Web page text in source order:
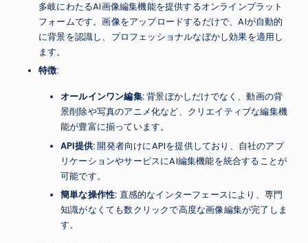
多岐にわたるAI画像編集機能を提供するオンラインプラット
フォームです。画像をアップロードするだけで、AIが自動的
に背景を認識し、プロフェッショナルなぼかし効果を適用し
ます。
特徴:
オールインワン編集:背景ぼかしだけでなく、動画の背
景削除や写真のアニメ化など、クリエイティブな編集機
能が豊富に揃っています。
API提供:開発者向けにAPIを提供しており、自社のアプ
リケーションやサービスにAI編集機能を統合することが
可能です。
簡単な操作性: 直感的なインターフェースにより、専門
知識がなくても数クリックで高度な画像編集が完了しま
す。